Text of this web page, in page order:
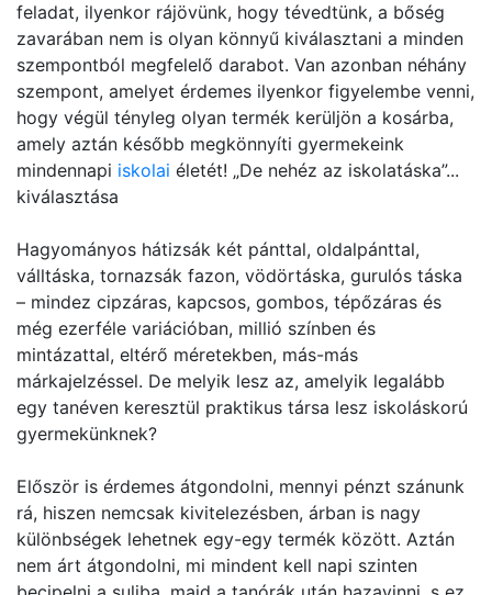
feladat, ilyenkor rájövünk, hogy tévedtünk, a bőség
zavarában nem is olyan könnyű kiválasztani a minden
szempontból megfelelő darabot. Van azonban néhány
szempont, amelyet érdemes ilyenkor figyelembe venni,
hogy végül tényleg olyan termék kerüljön a kosárba,
amely aztán később megkönnyíti gyermekeink
mindennapi iskolai életét! „De nehéz az iskolatáska”...
kiválasztása
Hagyományos hátizsák két pánttal, oldalpánttal,
válltáska, tornazsák fazon, vödörtáska, gurulós táska
– mindez cipzáras, kapcsos, gombos, tépőzáras és
még ezerféle variációban, millió színben és
mintázattal, eltérő méretekben, más-más
márkajelzéssel. De melyik lesz az, amelyik legalább
egy tanéven keresztül praktikus társa lesz iskoláskorú
gyermekünknek?
Először is érdemes átgondolni, mennyi pénzt szánunk
rá, hiszen nemcsak kivitelezésben, árban is nagy
különbségek lehetnek egy-egy termék között. Aztán
nem árt átgondolni, mi mindent kell napi szinten